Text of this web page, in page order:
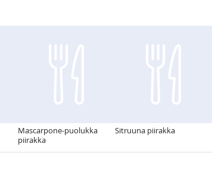
Mascarpone-puolukka
piirakka
Sitruuna piirakka